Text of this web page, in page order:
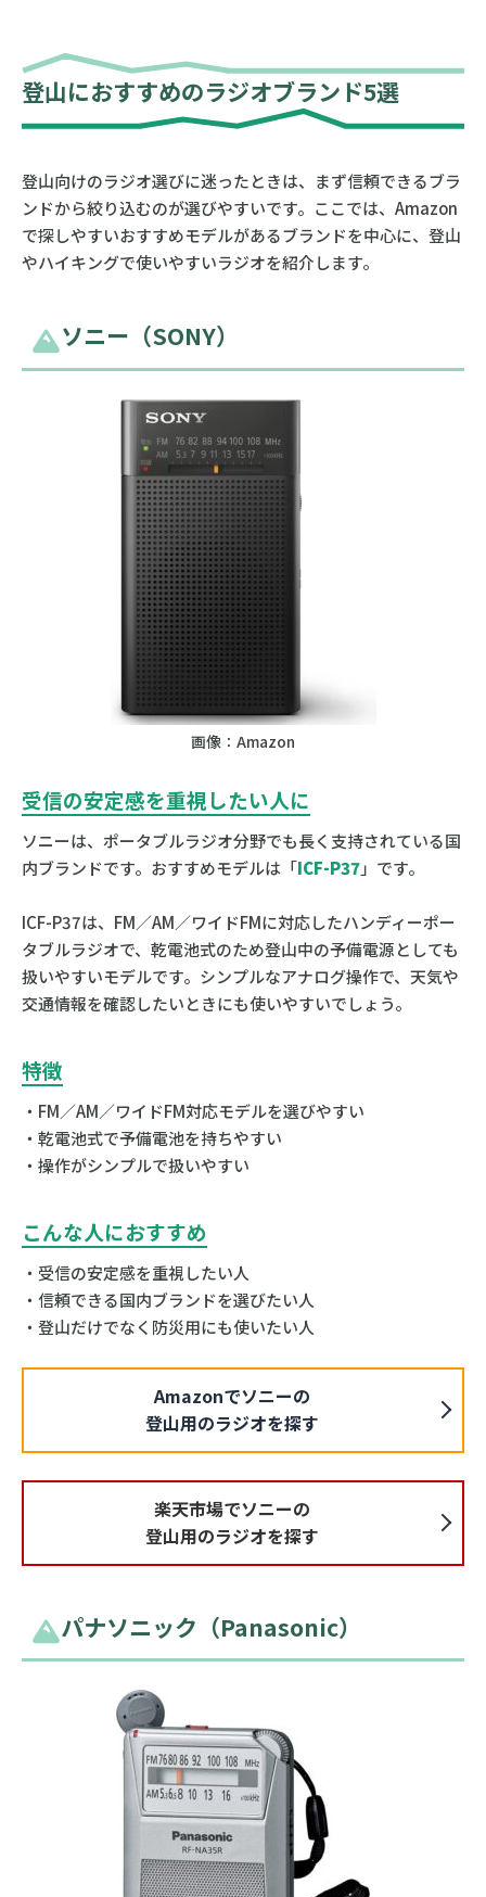
登山におすすめのラジオブランド5選
登山向けのラジオ選びに迷ったときは、まず信頼できるブラ
ンドから絞り込むのが選びやすいです。ここでは、Amazon
で探しやすいおすすめモデルがあるブランドを中心に、登山
やハイキングで使いやすいラジオを紹介します。
ソニー（SONY）
画像：Amazon
受信の安定感を重視したい人に
ソニーは、ポータブルラジオ分野でも長く支持されている国
内ブランドです。おすすめモデルは「ICF-P37」です。
ICF-P37は、FM／AM／ワイドFMに対応したハンディーポー
タブルラジオで、乾電池式のため登山中の予備電源としても
扱いやすいモデルです。シンプルなアナログ操作で、天気や
交通情報を確認したいときにも使いやすいでしょう。
特徴
・FM／AM／ワイドFM対応モデルを選びやすい
・乾電池式で予備電池を持ちやすい
・操作がシンプルで扱いやすい
こんな人におすすめ
・受信の安定感を重視したい人
・信頼できる国内ブランドを選びたい人
・登山だけでなく防災用にも使いたい人
Amazonでソニーの
登山用のラジオを探す
楽天市場でソニーの
登山用のラジオを探す
パナソニック（Panasonic）